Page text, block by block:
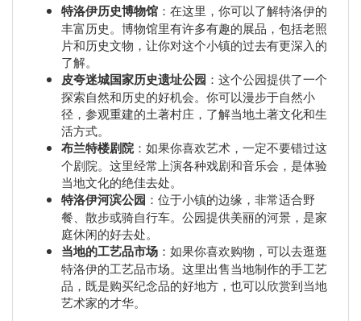
特洛伊历史博物馆 ：在这里，你可以了解特洛伊的
丰富历史。博物馆里有许多有趣的展品，包括老照
片和历史文物，让你对这个小镇的过去有更深入的
了解。
皮夸迷城国家历史遗址公园 ：这个公园提供了一个
探索自然和历史的好机会。你可以漫步于自然小
径，参观重建的土著村庄，了解当地土著文化和生
活方式。
布兰特楼剧院：如果你喜欢艺术，一定不要错过这
个剧院。这里经常上演各种戏剧和音乐会，是体验
当地文化的绝佳去处。
特洛伊河滨公园 ：位于小镇的边缘，非常适合野
餐、散步或骑自行车。公园提供美丽的河景，是家
庭休闲的好去处。
当地的工艺品市场 ：如果你喜欢购物，可以去逛逛
特洛伊的工艺品市场。这里出售当地制作的手工艺
品，既是购买纪念品的好地方，也可以欣赏到当地
艺术家的才华。